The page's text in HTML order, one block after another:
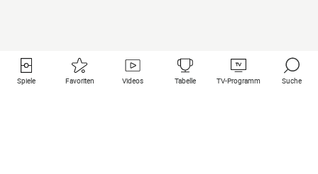
Spiele Favoriten Videos Tabelle TV-Programm Suche